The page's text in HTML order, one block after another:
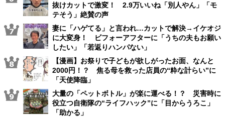
抜けカットで激変！ 2.9万いいね「別人やん」「モ
テそう」絶賛の声
妻に「ハゲてる」と言われ…カットで解決→イケオジ
に大変身！ ビフォーアフターに「うちの夫もお願い
したい」「若返りハンパない」
【漫画】お祭りで子どもが欲しがったお面、なんと
2000円！？ 焦る母を救った店員の“粋な計らい”に
「天使降臨」
大量の「ペットボトル」が楽に運べる！？ 災害時に
役立つ自衛隊の“ライフハック”に「目からうろこ」
「助かる」